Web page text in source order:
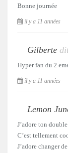
Bonne journée
il y a 11 années
Gilberte
Hyper fan du 2
il y a 11 années
Lemon
J’adore ton
C’est tellement
J’adore changer